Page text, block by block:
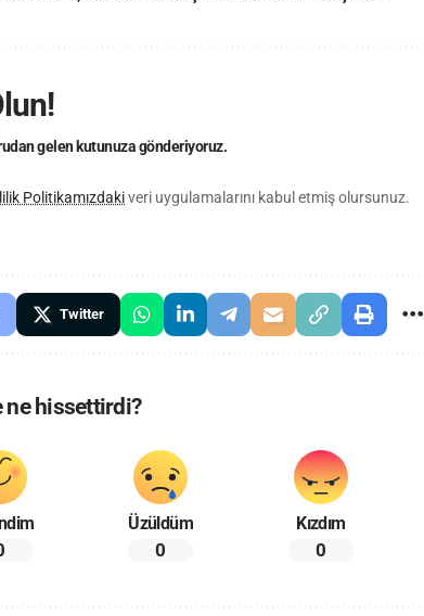
gelen kutunuza gönderiyoruz.
Politikamızdakiveri uygulamalarını kabul etmiş olursunuz.
Twitter
ne hissettirdi?
Üzüldüm
0
Kızdım
0